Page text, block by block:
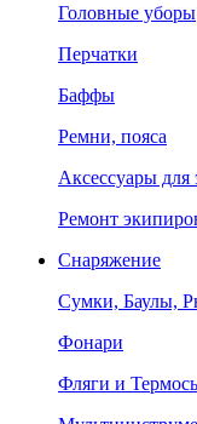
Головные уборы
Перчатки
Баффы
Ремни, пояса
Аксессуары для
Ремонт
Снаряжение
Сумки, Баулы,
Фонари
Фляги и